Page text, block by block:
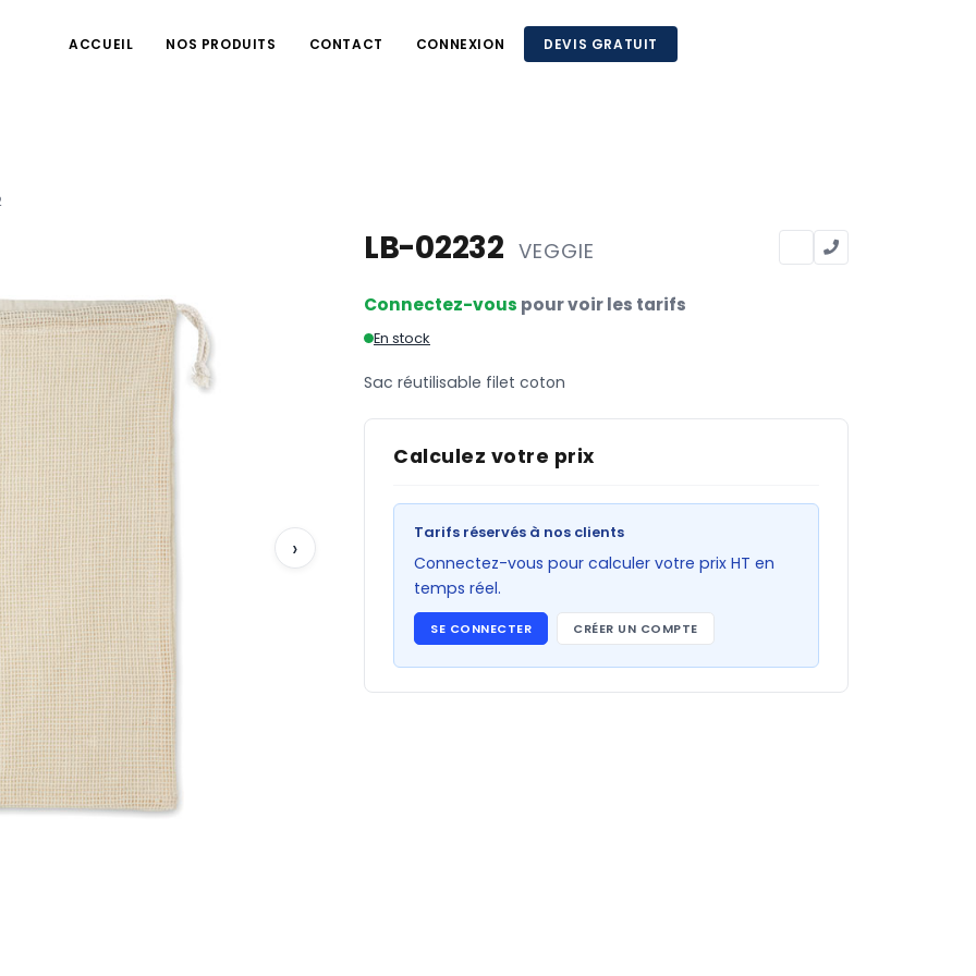
ACCUEIL NOS PRODUITS CONTACT CONNEXION DEVIS GRATUIT
›
LB-02232 VEGGIE
Connectez-vous pour voir les tarifs
En stock
Sac réutilisable filet coton
Calculez votre prix
Tarifs réservés à nos clients
Connectez-vous pour calculer votre prix HT en
temps réel.
SE CONNECTER CRÉER UN COMPTE